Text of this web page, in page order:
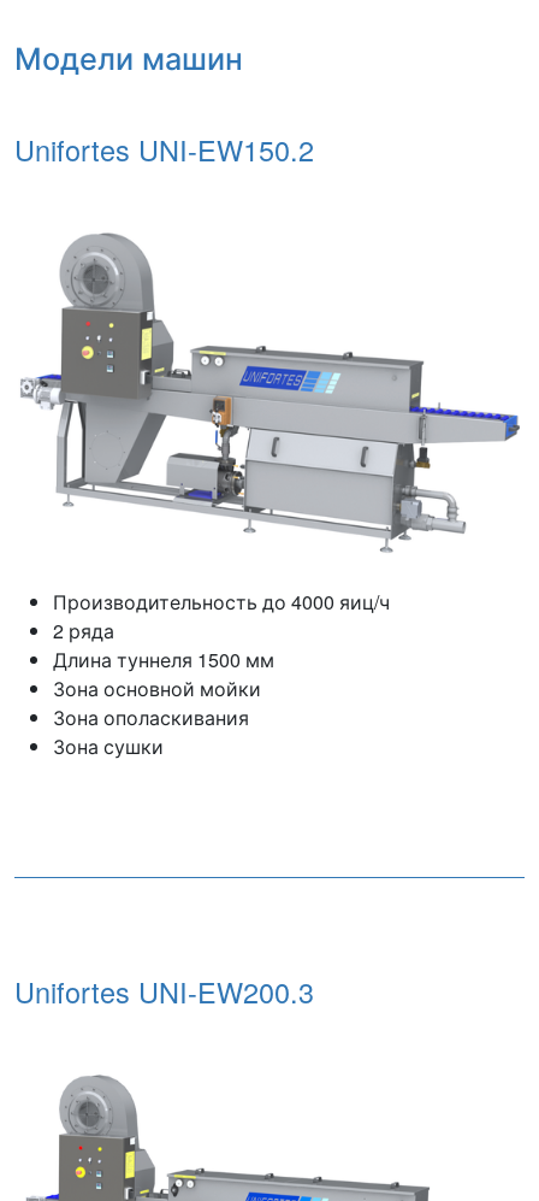
Модели машин
Unifortes UNI-EW150.2
Производительность до 4000 яиц/ч
2 ряда
Длина туннеля 1500 мм
Зона основной мойки
Зона ополаскивания
Зона сушки
Unifortes UNI-EW200.3